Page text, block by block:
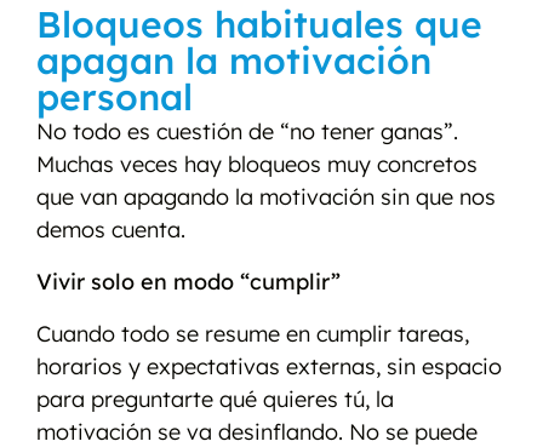
Bloqueos habituales que
apagan la motivación
personal
No todo es cuestión de “no tener ganas”.
Muchas veces hay bloqueos muy concretos
que van apagando la motivación sin que nos
demos cuenta.
Vivir solo en modo “cumplir”
Cuando todo se resume en cumplir tareas,
horarios y expectativas externas, sin espacio
para preguntarte qué quieres tú, la
motivación se va desinflando. No se puede